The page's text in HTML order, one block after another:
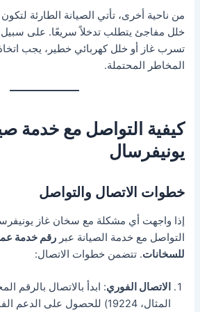
من ناحية أخرى، تأتي الصيانة الطارئة
خلل مفاجئ يتطلب تدخلاً سريعًا. على سبيل
تسرب غاز أو خلل كهربائي خطير، يجب
المخاطر المحتملة.
كيفية التواصل مع خدمة
يونيفرسال
خطوات الاتصال والتواصل
إذا واجهت أي مشكلة مع سخان غاز
التواصل مع خدمة الصيانة عبررقم خدمة
للسخانات. تتضمن خطوات الاتصال:
الاتصال الفوري: ابدأ بالاتصال
المثال، 19224) للحصول على الدعم الفوري.